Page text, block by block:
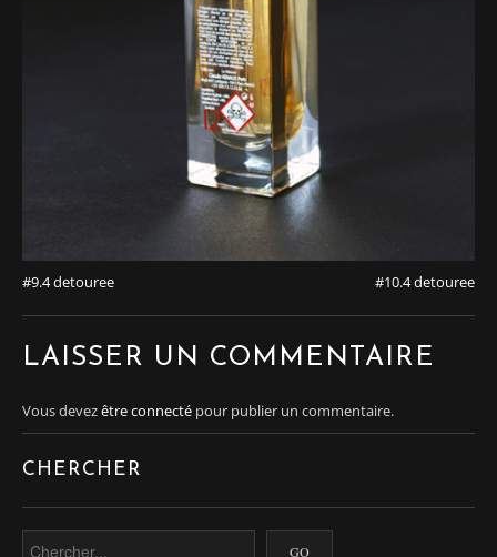
#9.4 detouree #10.4 detouree
LAISSER UN COMMENTAIRE
Vous devezêtre connecté pour publier un commentaire.
CHERCHER